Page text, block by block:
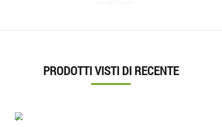
PRODOTTI VISTI DI RECENTE
'.'